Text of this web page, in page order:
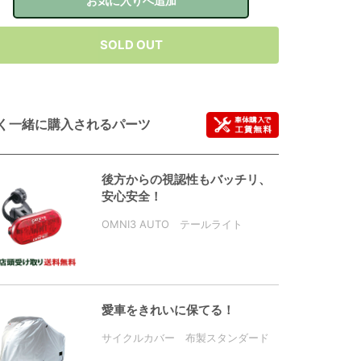
SOLD OUT
一緒に購入されるパーツ
後方からの視認性もバッチリ、
安心安全！
OMNI3 AUTO テールライト
愛車をきれいに保てる！
サイクルカバー 布製スタンダード